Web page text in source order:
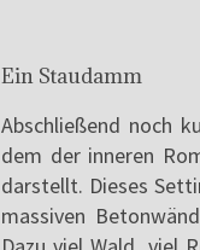
Ein Staudamm
Abschließend noch
dem der inneren
darstellt. Dieses
massiven